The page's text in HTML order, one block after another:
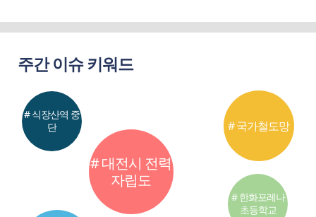
주간 이슈 키워드
# 대전시 전력
자립도
# 국가철도망
# 식장산역 중
단
# 한화포레나
초등학교